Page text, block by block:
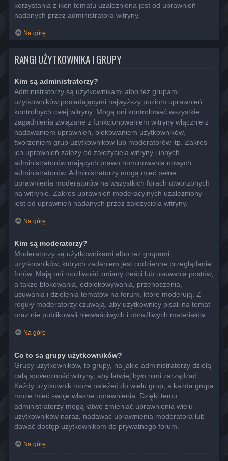
korzystania z ikon tematu uzależniona jest od uprawnień
nadanych przez administratora witryny.
Na górę
RANGI UŻYTKOWNIKA I GRUPY
Kim są administratorzy?
Administratorzy są użytkownikami albo też grupami
użytkowników posiadającymi najwyższy poziom uprawnień
kontrolnych całej witryny. Mogą oni kontrolować wszystkie
zagadnienia związane z funkcjonowaniem witryny włącznie z
nadawaniem uprawnień, blokowaniem użytkowników,
tworzeniem grup użytkowników lub moderatorów itp. Zakres
ich uprawnień zależy od założyciela witryny i innych
administratorów mających prawo nominowania nowych
administratorów. Administratorzy mogą mieć pełne
uprawnienia moderatorów na wszystkich forach utworzonych
na witrynie. Zakres uprawnień moderacyjnych uzależniony
jest od uprawnień nadanych przez założyciela witryny.
Na górę
Kim są moderatorzy?
Moderatorzy są użytkownikami albo też grupami
użytkowników, których zadaniem jest codzienne przeglądanie
forów. Mają oni możliwość zmiany treści lub usuwania postów,
a także blokowania, odblokowywania, przenoszenia,
usuwania i dzielenia tematów na forum, które moderują. Z
reguły moderatorzy czuwają, aby użytkownicy pisali na temat
oraz nie publikowali niewłaściwych i obraźliwych materiałów.
Na górę
Co to są grupy użytkowników?
Grupy użytkowników, to grupy, na jakie administratorzy dzielą
całą społeczność witryny, aby łatwiej było nimi zarządzać.
Każdy użytkownik może należeć do wielu grup, a każda grupa
może mieć swoje własne uprawnienia. Dzięki temu
administratorzy mogą łatwo zmieniać uprawnienia wielu
użytkowników naraz, nadawać uprawnienia moderatora lub
dawać dostęp użytkownikom do prywatnego forum.
Na górę